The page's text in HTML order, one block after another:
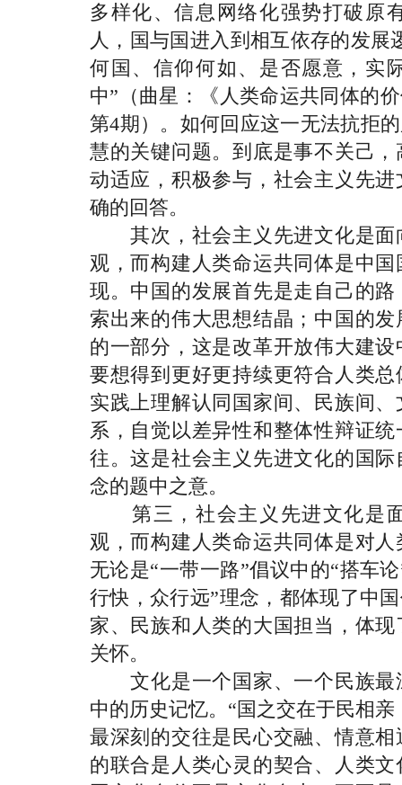
多样化、信息网络化强势打破原
人，国与国进入到相互依存的发展
何国、信仰何如、是否愿意，实
中”（曲星：《人类命运共同体的
第4期）。如何回应这一无法抗拒
慧的关键问题。到底是事不关己
动适应，积极参与，社会主义先
确的回答。
其次，社会主义先进文化是面
观，而构建人类命运共同体是中
现。中国的发展首先是走自己的
索出来的伟大思想结晶；中国的
的一部分，这是改革开放伟大建
要想得到更好更持续更符合人类
实践上理解认同国家间、民族间
系，自觉以差异性和整体性辩证
往。这是社会主义先进文化的国
念的题中之意。
第三，社会主义先进文化是
观，而构建人类命运共同体是对
无论是“一带一路”倡议中的“搭车
行快，众行远”理念，都体现了中
家、民族和人类的大国担当，体
关怀。
文化是一个国家、一个民族最
中的历史记忆。“国之交在于民相
最深刻的交往是民心交融、情意
的联合是人类心灵的契合、人类